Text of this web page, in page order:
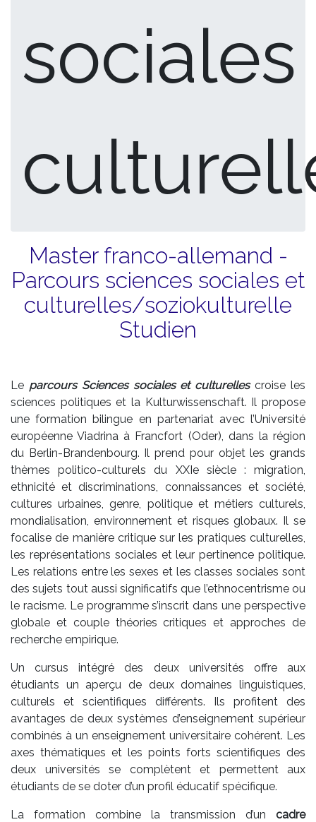
Master franco-allemand -
Parcours sciences sociales et
culturelles/soziokulturelle
Studien
Le parcours Sciences sociales et culturellescroise les
sciences politiques et la Kulturwissenschaft. Il propose
une formation bilingue en partenariat avec l’Université
européenne Viadrina à Francfort (Oder), dans la région
du Berlin-Brandenbourg. Il prend pour objet les grands
thèmes politico-culturels du XXIe siècle : migration,
ethnicité et discriminations, connaissances et société,
cultures urbaines, genre, politique et métiers culturels,
mondialisation, environnement et risques globaux. Il se
focalise de manière critique sur les pratiques culturelles,
les représentations sociales et leur pertinence politique.
Les relations entre les sexes et les classes sociales sont
des sujets tout aussi significatifs que l’ethnocentrisme ou
le racisme. Le programme s’inscrit dans une perspective
globale et couple théories critiques et approches de
recherche empirique.
Un cursus intégré des deux universités offre aux
étudiants un aperçu de deux domaines linguistiques,
culturels et scientifiques différents. Ils profitent des
avantages de deux systèmes d’enseignement supérieur
combinés à un enseignement universitaire cohérent. Les
axes thématiques et les points forts scientifiques des
deux universités se complètent et permettent aux
étudiants de se doter d’un profil éducatif spécifique.
La formation combine la transmission d’un cadre